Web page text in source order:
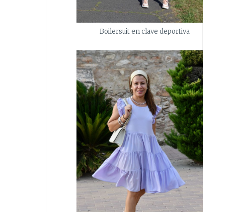
Boilersuit en clave deportiva